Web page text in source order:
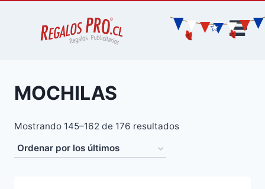
MOCHILAS
Mostrando 145–162 de 176 resultados